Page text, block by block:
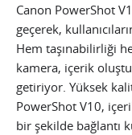
Canon PowerShot
geçerek,
Hem taşınabilirliği
kamera, içerik
getiriyor. Yüksek
PowerShot V10,
bir şekilde bağlantı